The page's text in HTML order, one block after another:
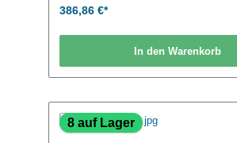
386,86 €*
In den Warenkorb
8 auf Lager